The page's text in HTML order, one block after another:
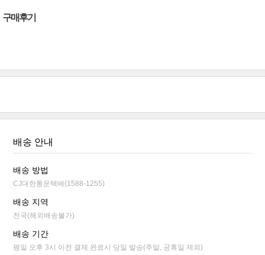
구매후기
배송 안내
배송 방법
CJ대한통운택배(1588-1255)
배송 지역
전국(해외배송불가)
배송 기간
평일 오후 3시 이전 결제 완료시 당일 발송(주말, 공휴일 제외)